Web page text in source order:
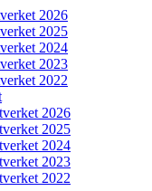
2026
2025
2024
2023
2022
2026
2025
2024
2023
2022